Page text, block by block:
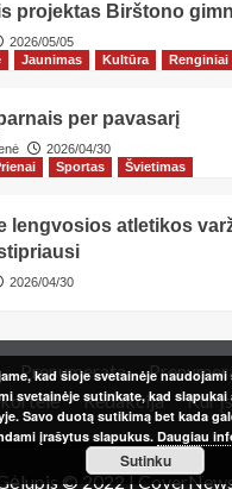
projektas Birštono
2026/05/05
Jaunimas Kultūra Renginiai
per pavasarį
2026/04/30
Sportas Švietimas
lengvosios atletikos
2026/04/30
Prenumerata
kortelė
Redakcija Kur
© 2022|
kad šioje svetainėje naudojami
svetainėje sutinkate, kad
Savo duotą sutikimą bet kada
įrašytus slapukus. Daugiau
Sutinku